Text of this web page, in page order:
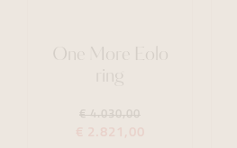
One More Eolo
ring
€ 4.030,00